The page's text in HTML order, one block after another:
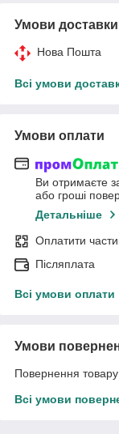
Умови доставки
Нова Пошта
Всі умови
Умови оплати
Ви отримаєте
або гроші
Детальніше
Оплатити
Післяплата
Всі умови оплати
Умови
Повернення
Всі умови